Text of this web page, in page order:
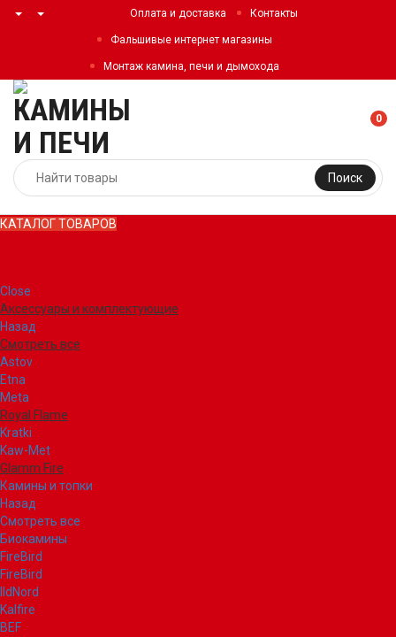
Оплата и доставка Контакты
Фальшивые интернет магазины
Монтаж камина, печи и дымохода
Поиск
0
КАТАЛОГ ТОВАРОВ
Close
Аксессуары и комплектующие
Назад
Смотреть все
Astov
Etna
Meta
Royal Flame
Kratki
Kaw-Met
Glamm Fire
Камины и топки
Назад
Смотреть все
Биокамины
FireBird
FireBird
IldNord
Kalfire
BEF